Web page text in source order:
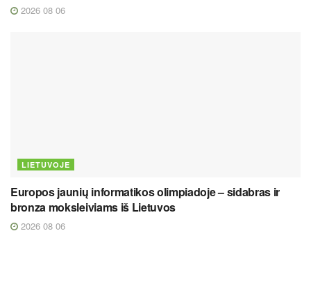
2026 08 06
LIETUVOJE
Europos jaunių informatikos olimpiadoje – sidabras ir
bronza moksleiviams iš Lietuvos
2026 08 06